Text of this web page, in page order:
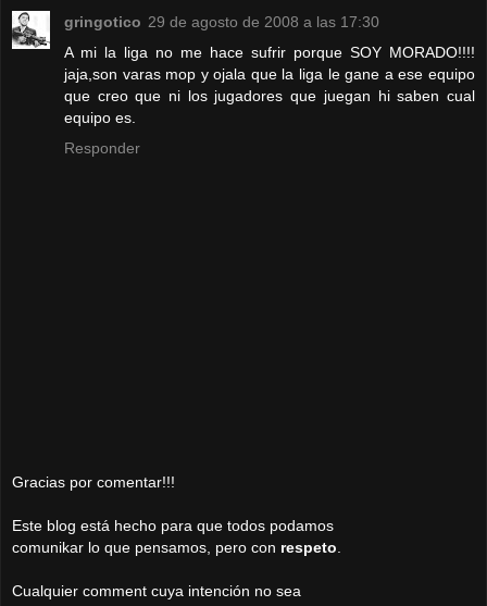
gringotico 29 de agosto de 2008 a las 17:30
A mi la liga no me hace sufrir porque SOY MORADO!!!!
jaja,son varas mop y ojala que la liga le gane a ese equipo
que creo que ni los jugadores que juegan hi saben cual
equipo es.
Responder
Gracias por comentar!!!
Este blog está hecho para que todos podamos
comunikar lo que pensamos, pero con respeto
Cualquier comment cuya intención no sea